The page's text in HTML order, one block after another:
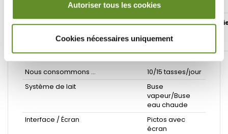
Autoriser tous les cookies
Cookies nécessaires uniquement
Vos
Description
Boissons
Détails
Nous consommons ...
10/15 tasses/jour
Système de lait
Buse
vapeur/Buse
eau chaude
Interface / Écran
Pictos avec
écran